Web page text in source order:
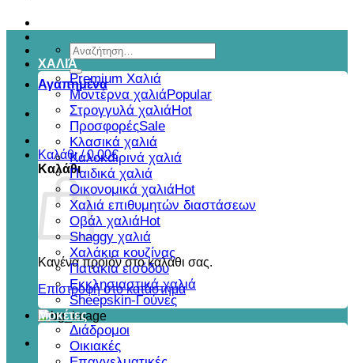
Αναζήτηση
για:
Αγαπημένα
Καλάθι /0,00€
Καλάθι
Κανένα προϊόν στο καλάθι σας.
Επιστροφή στο κατάστημα
ΧΑΛΙΆ
Premium Χαλιά
Μοντέρνα χαλιά
Στρογγυλά χαλιά
Προσφορές
Κλασικά χαλιά
Καλοκαιρινά χαλιά
Παιδικά χαλιά
Οικονομικά χαλιά
Χαλιά επιθυμητών διαστάσεων
Οβάλ χαλιά
Shaggy χαλιά
Χαλάκια κουζίνας
Πατάκια εισόδου
Εκκλησιαστικά χαλιά
Sheepskin-Γούνες
Μοκέτες
Διάδρομοι
Οικιακές